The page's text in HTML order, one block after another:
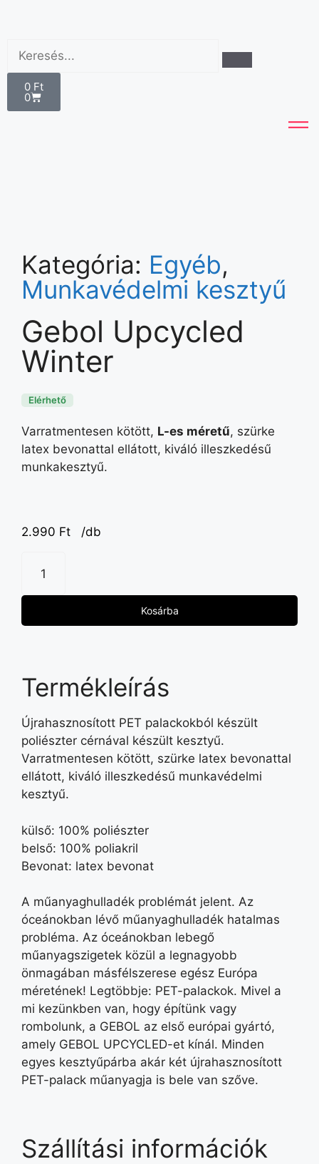
0 Ft
0
Kategória: Egyéb,
Munkavédelmi kesztyű
Gebol Upcycled
Winter
Elérhető
Varratmentesen kötött, L-es méretű, szürke
latex bevonattal ellátott, kiváló illeszkedésű
munkakesztyű.
2.990 Ft /db
Kosárba
Termékleírás
Újrahasznosított PET palackokból készült
poliészter cérnával készült kesztyű.
Varratmentesen kötött, szürke latex bevonattal
ellátott, kiváló illeszkedésű munkavédelmi
kesztyű.
külső: 100% poliészter
belső: 100% poliakril
Bevonat: latex bevonat
A műanyaghulladék problémát jelent. Az
óceánokban lévő műanyaghulladék hatalmas
probléma. Az óceánokban lebegő
műanyagszigetek közül a legnagyobb
önmagában másfélszerese egész Európa
méretének! Legtöbbje: PET-palackok. Mivel a
mi kezünkben van, hogy építünk vagy
rombolunk, a GEBOL az első európai gyártó,
amely GEBOL UPCYCLED-et kínál. Minden
egyes kesztyűpárba akár két újrahasznosított
PET-palack műanyagja is bele van szőve.
Szállítási információk